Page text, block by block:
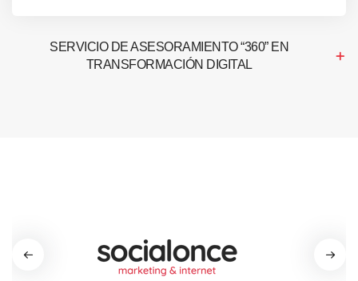
SERVICIO DE ASESORAMIENTO “360” EN
TRANSFORMACIÓN DIGITAL